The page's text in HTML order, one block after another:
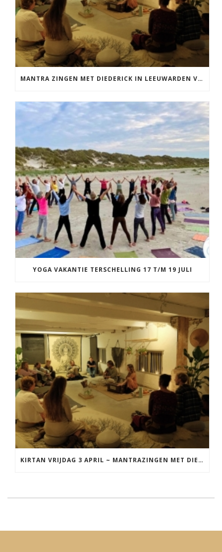
MANTRA ZINGEN MET DIEDERICK IN LEEUWARDEN VRIJDAG 12 JUNI KIRTAN
YOGA VAKANTIE TERSCHELLING 17 T/M 19 JULI
KIRTAN VRIJDAG 3 APRIL ~ MANTRAZINGEN MET DIEDERICK IN LEEUWARDEN